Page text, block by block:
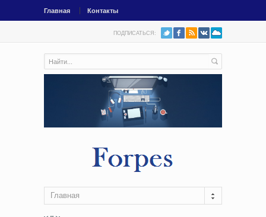
Главная Контакты
ПОДПИСАТЬСЯ:
Главная